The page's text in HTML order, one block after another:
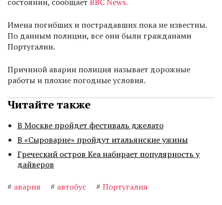
Имена погибших и пострадавших пока не известны.
По данным полиции, все они были гражданами
Португалии.
Причиной аварии полиция называет дорожные
работы и плохие погодные условия.
Читайте также
В Москве пройдет фестиваль джелато
В «Сыроварне» пройдут итальянские ужины
Греческий остров Кеа набирает популярность у
дайверов
# авария # автобус # Португалия